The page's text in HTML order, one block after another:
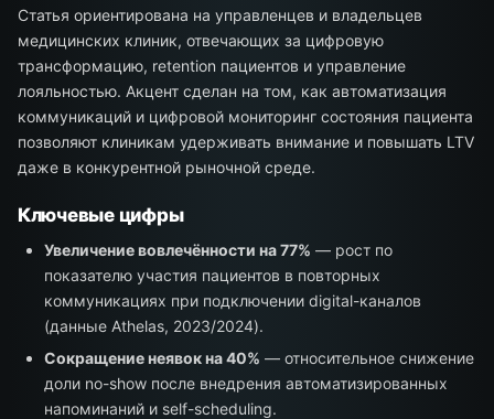
Статья ориентирована на управленцев и владельцев
медицинских клиник, отвечающих за цифровую
трансформацию, retention пациентов и управление
лояльностью. Акцент сделан на том, как автоматизация
коммуникаций и цифровой мониторинг состояния пациента
позволяют клиникам удерживать внимание и повышать LTV
даже в конкурентной рыночной среде.
Ключевые цифры
Увеличение вовлечённости на 77% — рост по
показателю участия пациентов в повторных
коммуникациях при подключении digital-каналов
(данные Athelas, 2023/2024).
Сокращение неявок на 40% — относительное снижение
доли no-show после внедрения автоматизированных
напоминаний и self-scheduling.